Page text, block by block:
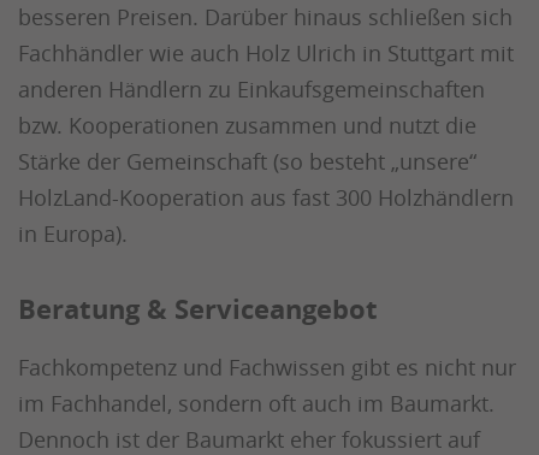
besseren Preisen. Darüber hinaus schließen sich
Fachhändler wie auch Holz Ulrich in Stuttgart mit
anderen Händlern zu Einkaufsgemeinschaften
bzw. Kooperationen zusammen und nutzt die
Stärke der Gemeinschaft (so besteht „unsere“
HolzLand-Kooperation aus fast 300 Holzhändlern
in Europa).
Beratung & Serviceangebot
Fachkompetenz und Fachwissen gibt es nicht nur
im Fachhandel, sondern oft auch im Baumarkt.
Dennoch ist der Baumarkt eher fokussiert auf